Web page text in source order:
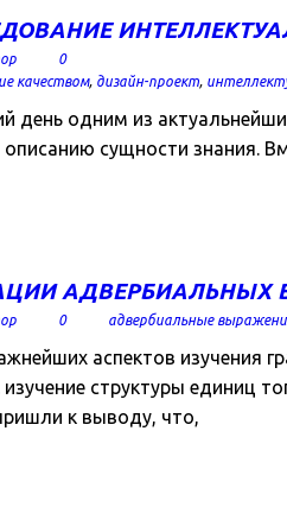
0
качеством, дизайн-проект,
одним из
сущности знания.
АДВЕРБИАЛЬНЫХ
0 адвербиальные
аспектов изучения
структуры единиц
к выводу, что,